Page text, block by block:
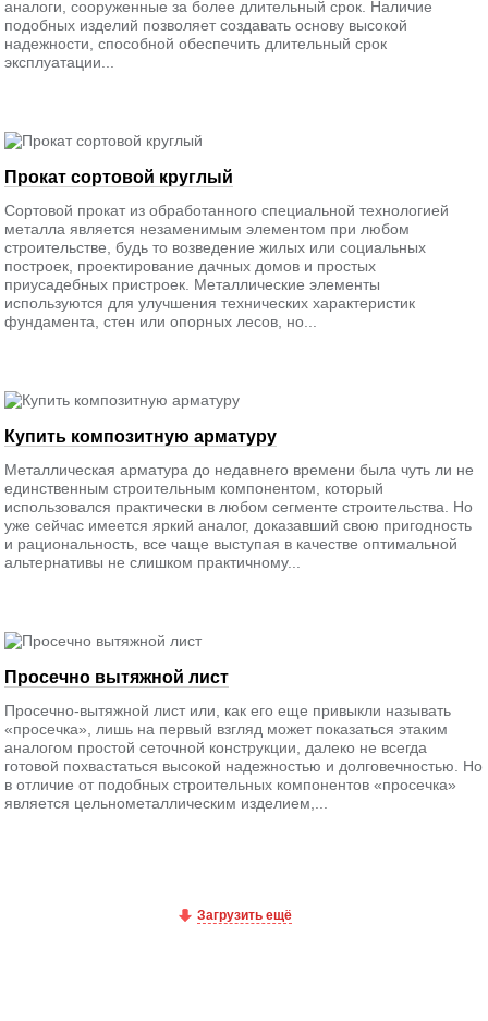
аналоги, сооруженные за более длительный срок. Наличие
подобных изделий позволяет создавать основу высокой
надежности, способной обеспечить длительный срок
эксплуатации...
Прокат сортовой круглый
Сортовой прокат из обработанного специальной технологией
металла является незаменимым элементом при любом
строительстве, будь то возведение жилых или социальных
построек, проектирование дачных домов и простых
приусадебных пристроек. Металлические элементы
используются для улучшения технических характеристик
фундамента, стен или опорных лесов, но...
Купить композитную арматуру
Металлическая арматура до недавнего времени была чуть ли не
единственным строительным компонентом, который
использовался практически в любом сегменте строительства. Но
уже сейчас имеется яркий аналог, доказавший свою пригодность
и рациональность, все чаще выступая в качестве оптимальной
альтернативы не слишком практичному...
Просечно вытяжной лист
Просечно-вытяжной лист или, как его еще привыкли называть
«просечка», лишь на первый взгляд может показаться этаким
аналогом простой сеточной конструкции, далеко не всегда
готовой похвастаться высокой надежностью и долговечностью. Но
в отличие от подобных строительных компонентов «просечка»
является цельнометаллическим изделием,...
Загрузить ещё